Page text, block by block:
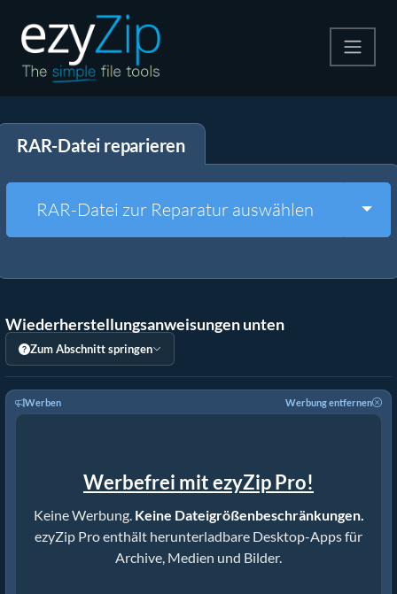
Entpacken
Weitere Tools
RAR-Datei reparieren
RAR-Datei zur Reparatur auswählen
Wiederherstellungsanweisungen unten
Zum Abschnitt springen
Werben Werbung entfernen
Werbefrei mit ezyZip Pro!
Keine Werbung. Keine Dateigrößenbeschränkungen.
ezyZip Pro enthält herunterladbare Desktop-Apps für
Archive, Medien und Bilder.